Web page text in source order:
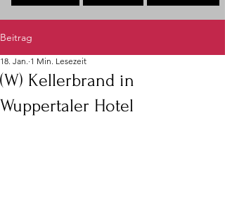
Beitrag
(W) Kellerbrand in
Wuppertaler Hotel
18. Jan. 1 Min. Lesezeit